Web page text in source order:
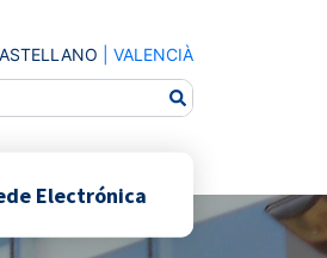
VALENCIÀ
Electrónica